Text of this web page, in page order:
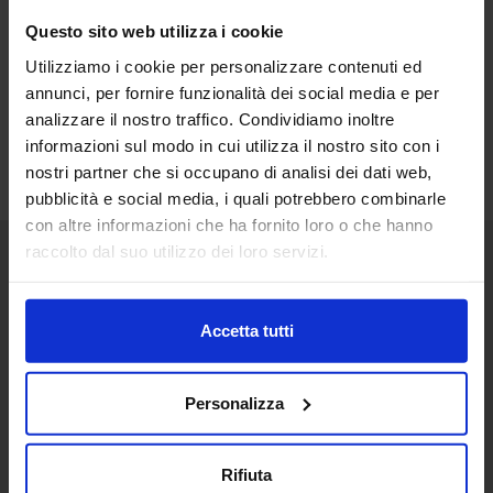
Questo sito web utilizza i cookie
Utilizziamo i cookie per personalizzare contenuti ed
annunci, per fornire funzionalità dei social media e per
analizzare il nostro traffico. Condividiamo inoltre
informazioni sul modo in cui utilizza il nostro sito con i
nostri partner che si occupano di analisi dei dati web,
pubblicità e social media, i quali potrebbero combinarle
con altre informazioni che ha fornito loro o che hanno
raccolto dal suo utilizzo dei loro servizi.
Accetta tutti
Personalizza
Rifiuta
+ 39 051.325511
Project and management